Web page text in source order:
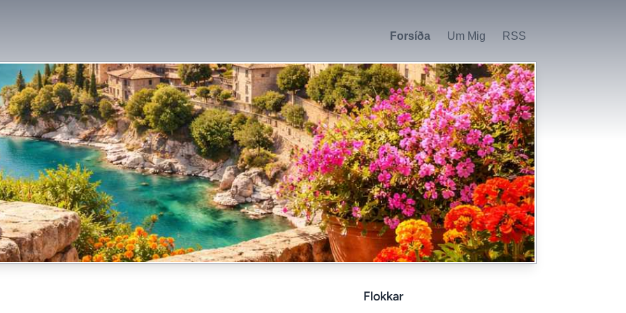
Forsíða Um Mig RSS
Flokkar